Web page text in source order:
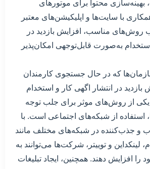
بهینه‌سازی محتوا برای موتورهای
با سایت‌ها و اپلیکیشن‌های معتبر
روش‌های مناسب، افزایش بازدید در
به‌صورت قابل‌توجهی امکان‌پذیر
که در حال جستجوی کارمندان
بازدید در انتشار اگهی کار و استخدام
از روش‌های موثر برای جلب توجه
استفاده از شبکه‌های اجتماعی است. با
و جذب‌کننده در شبکه‌های مختلف مانند
لینکداین و توییتر، شرکت‌ها می‌توانند به
را افزایش دهند. همچنین، ایجاد تبلیغات